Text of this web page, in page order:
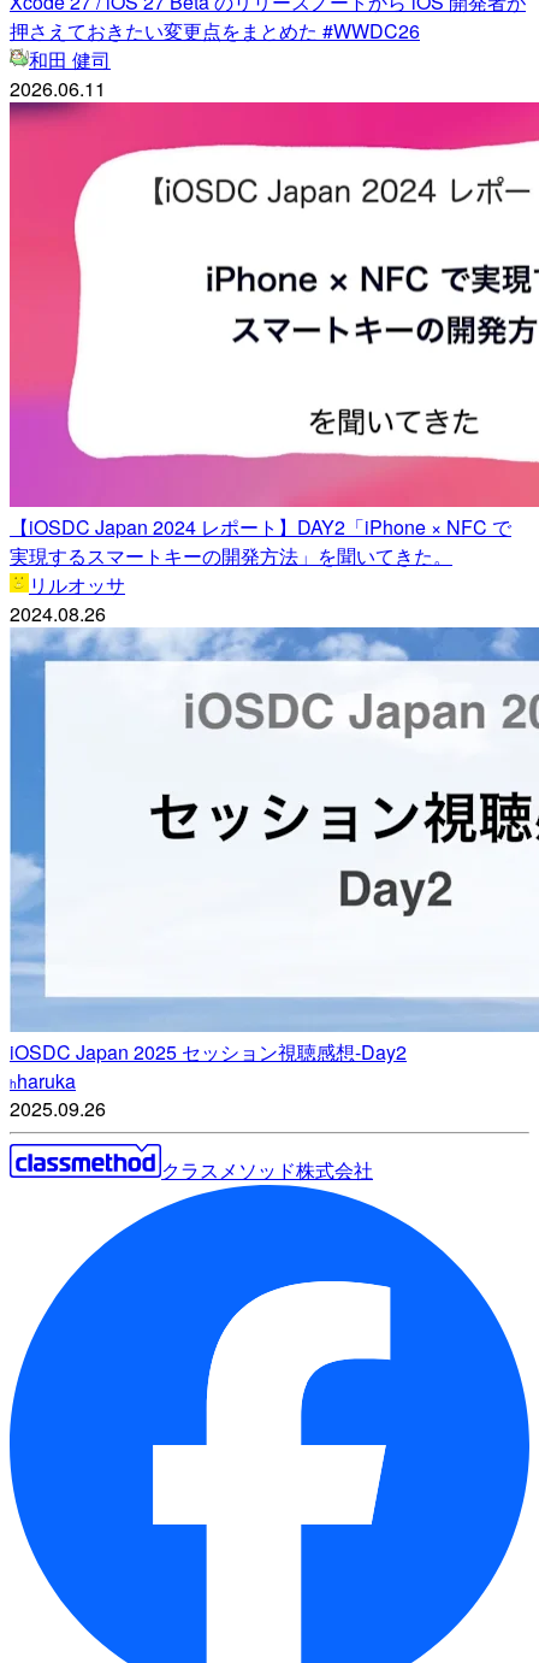
押さえておきたい変更点をまとめた #WWDC26
和田 健司
2026.06.11
【iOSDC Japan 2024 レポート】DAY2「iPhone × NFC で
実現するスマートキーの開発方法」を聞いてきた。
リルオッサ
2024.08.26
iOSDC Japan 2025 セッション視聴感想-Day2
hharuka
2025.09.26
クラスメソッド株式会社